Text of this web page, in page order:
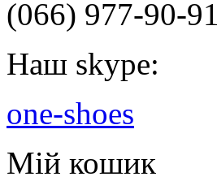
(066) 977-90-91
Наш skype:
one-shoes
Мій кошик